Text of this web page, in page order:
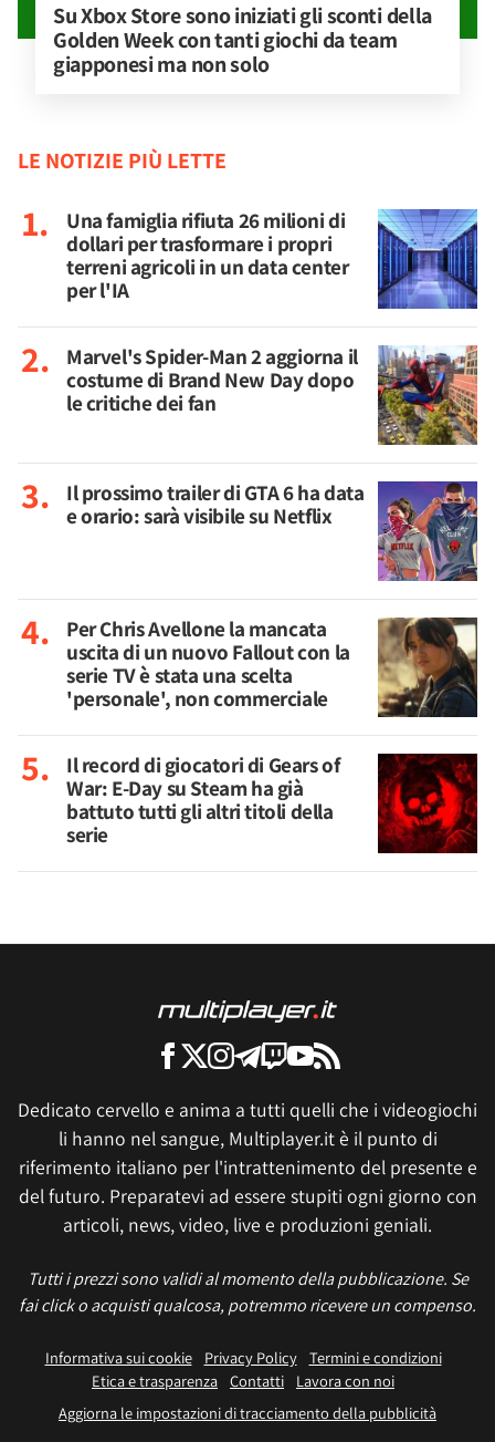
Su Xbox Store sono iniziati gli sconti della
Golden Week con tanti giochi da team
giapponesi ma non solo
LE NOTIZIE PIÙ LETTE
Una famiglia rifiuta 26 milioni di
dollari per trasformare i propri
terreni agricoli in un data center
per l'IA
Marvel's Spider-Man 2 aggiorna il
costume di Brand New Day dopo
le critiche dei fan
Il prossimo trailer di GTA 6 ha data
e orario: sarà visibile su Netflix
Per Chris Avellone la mancata
uscita di un nuovo Fallout con la
serie TV è stata una scelta
'personale', non commerciale
Il record di giocatori di Gears of
War: E-Day su Steam ha già
battuto tutti gli altri titoli della
serie
Dedicato cervello e anima a tutti quelli che i videogiochi
li hanno nel sangue, Multiplayer.it è il punto di
riferimento italiano per l'intrattenimento del presente e
del futuro. Preparatevi ad essere stupiti ogni giorno con
articoli, news, video, live e produzioni geniali.
Tutti i prezzi sono validi al momento della pubblicazione. Se
fai click o acquisti qualcosa, potremmo ricevere un compenso.
Informativa sui cookie Privacy Policy
Termini e condizioni
Etica e trasparenza Contatti
Lavora con noi
Aggiorna le impostazioni di tracciamento della pubblicità